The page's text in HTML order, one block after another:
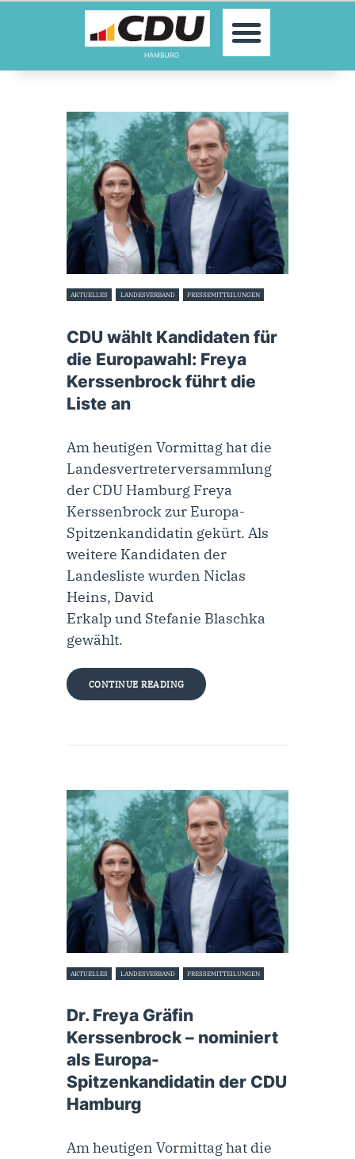
MOIN!
AKTUELLES
PARLAMENTE
KONTAKT
SPENDEN
MITGLIED WERDEN!
AKTUELLES LANDESVERBAND PRESSEMITTEILUNGEN
CDU wählt Kandidaten für
die Europawahl: Freya
Kerssenbrock führt die
Liste an
Am heutigen Vormittag hat die
Landesvertreterversammlung
der CDU Hamburg Freya
Kerssenbrock zur Europa-
Spitzenkandidatin gekürt. Als
weitere Kandidaten der
Landesliste wurden Niclas
Heins, David
Erkalp und Stefanie Blaschka
gewählt.
CONTINUE READING
AKTUELLES LANDESVERBAND PRESSEMITTEILUNGEN
Dr. Freya Gräfin
Kerssenbrock – nominiert
als Europa-
Spitzenkandidatin der CDU
Hamburg
Am heutigen Vormittag hat die